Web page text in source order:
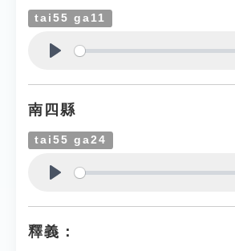
tai55 ga11
南四縣
tai55 ga24
釋義：